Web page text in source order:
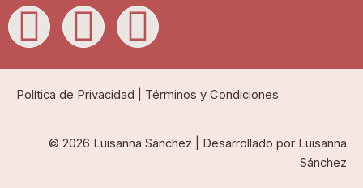
L
i
n
k
I
n
s
t
Y
o
u
t
Política de Privacidad Términos y Condiciones
© 2026 Luisanna Sánchez | Desarrollado por Luisanna
Sánchez